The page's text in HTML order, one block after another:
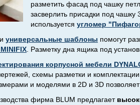
разметить фасад под чашку
засверлить присадки под
используется угломер
и универсальные шаблоны помогут
. Разметку дна ящика под
корпусной мебели
схемы разметки и
и моделями в 2D и 3D
фирма BLUM предлагает